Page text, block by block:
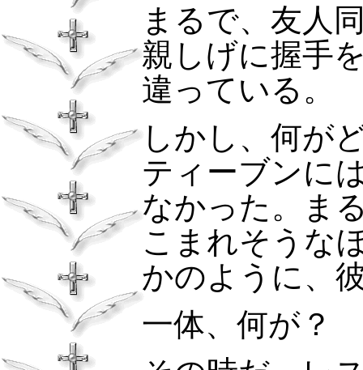
まるで、友人
親しげに握手
違っている。
しかし、何が
ティーブンに
なかった。ま
こまれそうな
かのように、
一体、何が？